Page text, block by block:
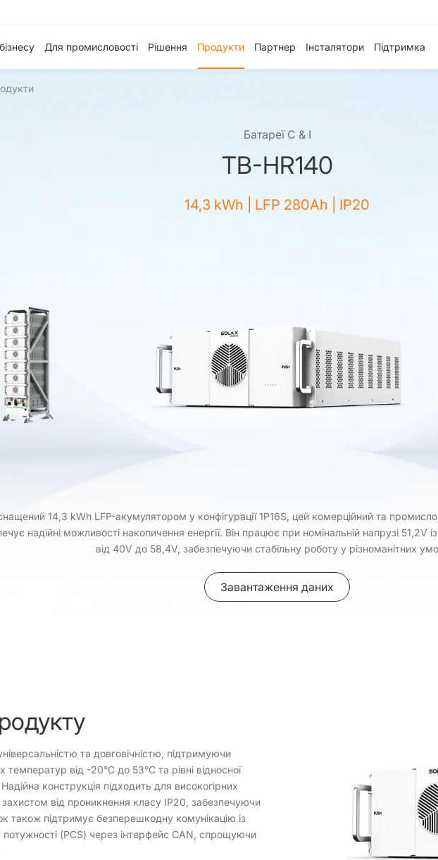
Для промисловості Рішення Продукти Партнер Інсталятори Підтримка
Батареї C & I
TB-HR140
14,3 kWh | LFP 280Ah | IP20
14,3 kWh LFP-акумулятором у конфігурації 1P16S, цей комерційний та
надійні можливості накопичення енергії. Він працює при номінальній напрузі 51,2V
від 40V до 58,4V, забезпечуючи стабільну роботу у різноманітних
Завантаження даних
та довговічністю, підтримуючи
від -20°C до 53°C та рівні відносної
конструкція підходить для високогірних
захистом від проникнення класу IP20, забезпечуючи
також підтримує безперешкодну комунікацію із
(PCS) через інтерфейс CAN, спрощуючи